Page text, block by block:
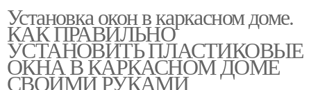
Установка окон в каркасном доме.
КАК ПРАВИЛЬНО
УСТАНОВИТЬ ПЛАСТИКОВЫЕ
ОКНА В КАРКАСНОМ ДОМЕ
СВОИМИ РУКАМИ